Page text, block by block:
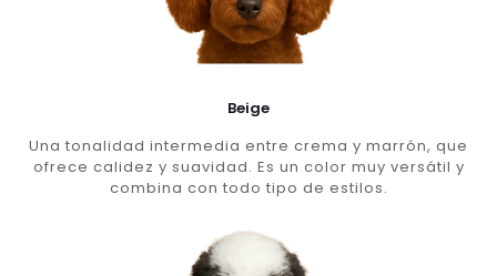
Beige
Una tonalidad intermedia entre crema y marrón, que
ofrece calidez y suavidad. Es un color muy versátil y
combina con todo tipo de estilos.